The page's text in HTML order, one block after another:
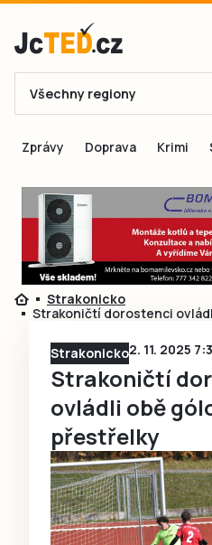
E-mail
Přihlásit se
Ještě nemám účet,
Všechny regiony
Zprávy Doprava Krimi
Strakonicko
Strakoničtí dorostenci
Strakonicko2. 11. 2025
Strakoničtí
ovládli obě
přestřelky